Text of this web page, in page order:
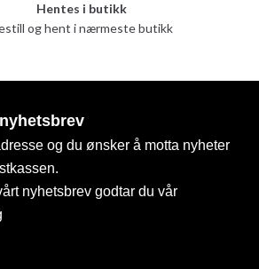
Hentes i butikk
og hent i nærmeste butikk
og du ønsker å motta nyheter
nyhetsbrev godtar du vår